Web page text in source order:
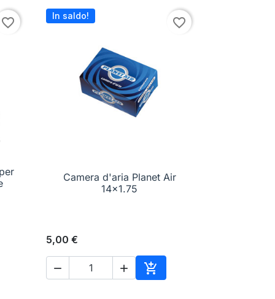
favorite_border
al carrello
In saldo! favorite_border
 Anteprima
Camera d'aria Planet Air
14x1.75
5,00 €
  
Aggiungi al carrello